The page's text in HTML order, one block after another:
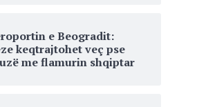
e Beogradit:
keqtrajtohet veç pse
me flamurin shqiptar